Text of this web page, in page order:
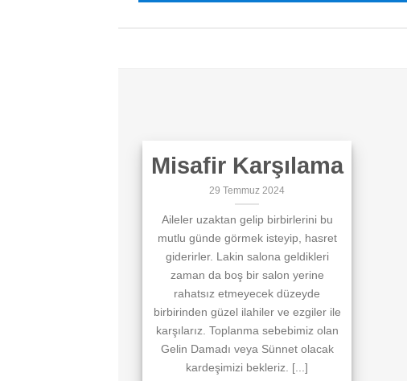
Misafir Karşılama
29 Temmuz 2024
Aileler uzaktan gelip birbirlerini bu
mutlu günde görmek isteyip, hasret
giderirler. Lakin salona geldikleri
zaman da boş bir salon yerine
rahatsız etmeyecek düzeyde
birbirinden güzel ilahiler ve ezgiler ile
karşılarız. Toplanma sebebimiz olan
Gelin Damadı veya Sünnet olacak
kardeşimizi bekleriz. [...]